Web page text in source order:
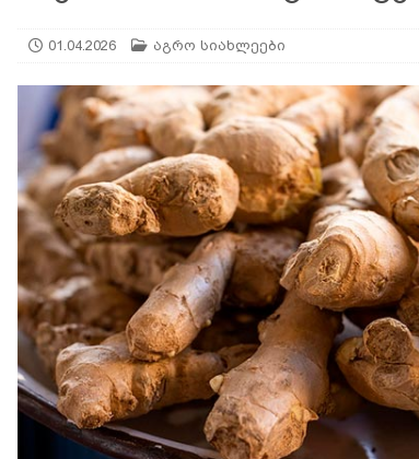
მცენარე AGROPLUS
01.04.2026 აგრო სიახლეები